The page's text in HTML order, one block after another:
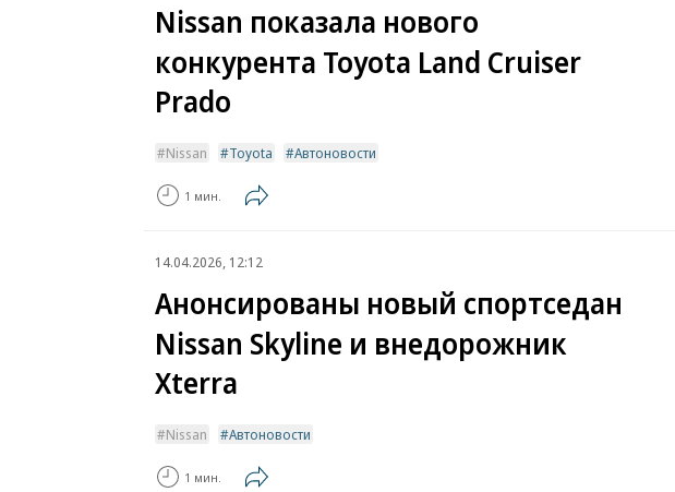
Nissan показала нового
конкурента Toyota Land Cruiser
Prado
Nissan Toyota Автоновости
1 мин.
14.04.2026, 12:12
Анонсированы новый спортседан
Nissan Skyline и внедорожник
Xterra
Nissan Автоновости
1 мин.